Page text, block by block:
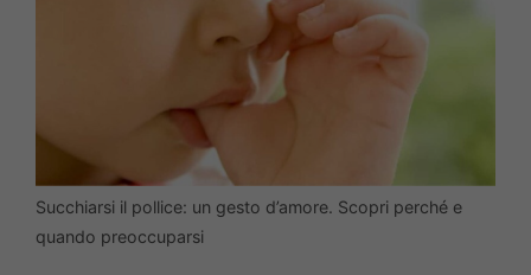
Succhiarsi il pollice: un gesto d’amore. Scopri perché e
quando preoccuparsi